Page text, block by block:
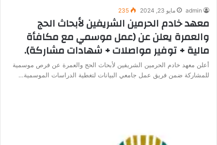
admin مايو 23, 2024 235
معهد خادم الحرمين الشريفين لأبحاث الحج
والعمرة يعلن عن (عمل موسمي مع مكافأة
مالية + توفير مواصلات + شهادات مشاركة).
أعلن معهد خادم الحرمين الشريفين لأبحاث الحج والعمرة عن فرص موسمية
للمشاركة ضمن فريق عمل جامعي البيانات لتغطية الدراسات الموسمية…